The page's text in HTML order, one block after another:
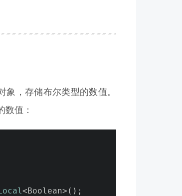
象，存储布尔类型的数值。
值：
<Boolean>();